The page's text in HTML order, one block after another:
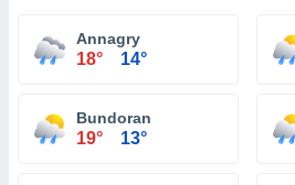
Annagry
18° 14°
Bundoran
19° 13°